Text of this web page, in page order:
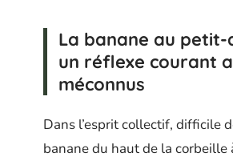
La banane au petit-
un réflexe courant
méconnus
Dans l’esprit collectif, difficile
banane du haut de la corbeille